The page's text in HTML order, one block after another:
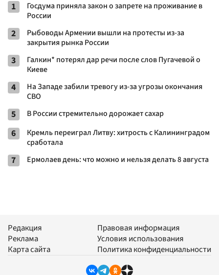
1
Госдума приняла закон о запрете на проживание в
России
2
Рыбоводы Армении вышли на протесты из-за
закрытия рынка России
3
Галкин* потерял дар речи после слов Пугачевой о
Киеве
4
На Западе забили тревогу из-за угрозы окончания
СВО
5 В России стремительно дорожает сахар
6
Кремль переиграл Литву: хитрость с Калининградом
сработала
7 Ермолаев день: что можно и нельзя делать 8 августа
Редакция
Реклама
Карта сайта
Правовая информация
Условия использования
Политика конфиденциальности